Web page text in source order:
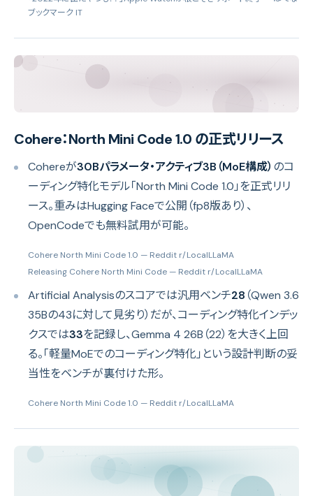
ブックマーク IT
Cohere：North Mini Code 1.0 の正式リリース
Cohereが30Bパラメータ・アクティブ3B（MoE構成） のコ
ーディング特化モデル「North Mini Code 1.0」を正式リリ
ース。重みはHugging Faceで公開（fp8版あり）、
OpenCodeでも無料試用が可能。
Cohere North Mini Code 1.0 — Reddit r/LocalLLaMA
Releasing Cohere North Mini Code — Reddit r/LocalLLaMA
Artificial Analysisのスコアでは汎用ベンチ28 （Qwen 3.6
35Bの43に対して見劣り）だが、コーディング特化インデッ
クスでは33を記録し、Gemma 4 26B（22）を大きく上回
る。「軽量MoEでのコーディング特化」という設計判断の妥
当性をベンチが裏付けた形。
Cohere North Mini Code 1.0 — Reddit r/LocalLLaMA